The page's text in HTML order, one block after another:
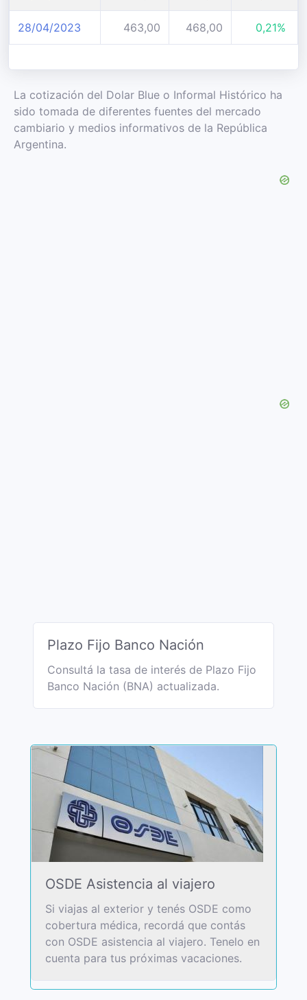
28/04/2023 463,00 468,00 0,21%
La cotización del Dolar Blue o Informal Histórico ha
sido tomada de diferentes fuentes del mercado
cambiario y medios informativos de la República
Argentina.
Plazo Fijo Banco Nación
Consultá la tasa de interés de Plazo Fijo
Banco Nación (BNA) actualizada.
OSDE Asistencia al viajero
Si viajas al exterior y tenés OSDE como
cobertura médica, recordá que contás
con OSDE asistencia al viajero. Tenelo en
cuenta para tus próximas vacaciones.